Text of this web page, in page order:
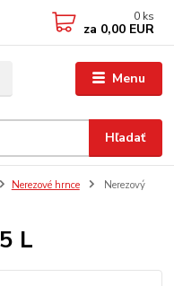
Menu
Hľadať
0 ks
za 0,00 EUR
Nerezové hrnce
Nerezový
L